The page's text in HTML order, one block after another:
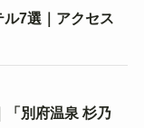
ル7選｜アクセス
「別府温泉 杉乃